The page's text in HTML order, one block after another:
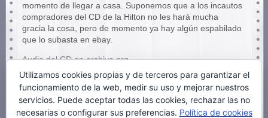
momento de llegar a casa. Suponemos que a los incautos
compradores del CD de la Hilton no les hará mucha
gracia la cosa, pero de momento ya hay algún espabilado
que lo subasta en ebay.
Audio del CD en archive.org
Vídeo de la acción en Youtube.
Set de fotos del disco en Flickr.
La noticia
(en inglés).
La web de Banksy.
Utilizamos cookies propias y de terceros para garantizar el
funcionamiento de la web, medir su uso y mejorar nuestros
servicios. Puede aceptar todas las cookies, rechazar las no
necesarias o configurar sus preferencias. Política de cookies